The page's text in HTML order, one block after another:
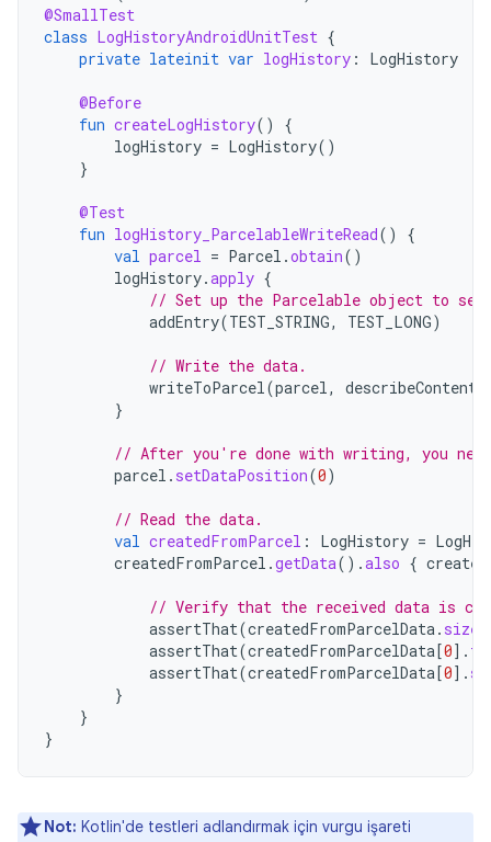
@SmallTest
class LogHistoryAndroidUnitTest {
private lateinit var logHistory : LogHistory
@Before
fun createLogHistory()
{
logHistory = LogHistory()
}
@Test
fun logHistory_ParcelableWriteRead()
{
val parcel = Parcel .obtain()
logHistory.apply {
// Set up the Parcelable object to
addEntry(TEST_STRING, TEST_LONG)
// Write the data.
writeToParcel(parcel, describeContents
}
// After you're done with writing, you
parcel . setDataPosition(0)
// Read the data.
val createdFromParcel : LogHistory =
createdFromParcel .getData().also {
// Verify that the received data is
assertThat(createdFromParcelData. size
assertThat(createdFromParcelData[0] .
assertThat(createdFromParcelData[0] .
}
}
}
Not: Kotlin'de testleri adlandırmak için vurgu işareti